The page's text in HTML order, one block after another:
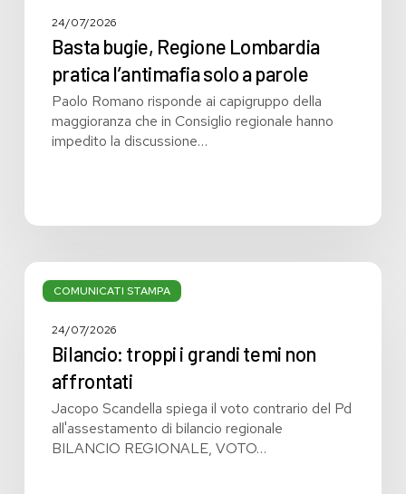
24/07/2026
Basta bugie, Regione Lombardia
pratica l’antimafia solo a parole
Paolo Romano risponde ai capigruppo della
maggioranza che in Consiglio regionale hanno
impedito la discussione…
COMUNICATI STAMPA
Bilancio:
troppi
grandi
affrontati
24/07/2026
Bilancio: troppi i grandi temi non
affrontati
Jacopo Scandella spiega il voto contrario del Pd
all'assestamento di bilancio regionale
BILANCIO REGIONALE, VOTO…